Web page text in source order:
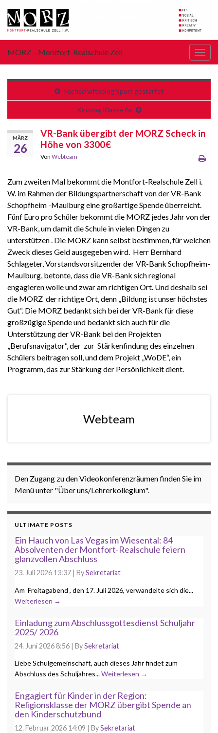
MORZ – Montfort-Realschule Zell
Fachschaftsblog Sport gestartet
Kinotag Klasse 6a
MÄRZ
26
VR-Bank übergibt der MORZ Scheck in
Höhe von 3300€
Von Webteam
Zum zweiten Mal bekommt die Montfort-Realschule Zell i.
W. im Rahmen der Bildungspartnerschaft von der VR-Bank
Schopfheim -Maulburg eine großartige Spende überreicht.
Fünf Euro pro Schüler bekommt die MORZ jedes Jahr von der
VR-Bank, um damit die Schule in vielen Dingen zu
unterstützen . Die MORZ kann selbst bestimmen, für welchen
Zweck dieses Geld ausgegeben wird. Herr Bernhard
Schlageter, Vorstandsvorsitzender der VR-Bank Schopfheim-
Maulburg, betonte, dass die VR-Bank sich regional
engagieren wolle und zwar am richtigen Ort. Und deshalb sei
die MORZ der richtige Ort, denn „Bildung ist unser höchstes
Gut“. Die MORZ bedankt sich bei der VR-Bank für diese
großzügige Spende und bedankt sich auch für die
Unterstützung der VR-Bank bei den Projekten
„Berufsnavigator“, der zur Stärkenfindung des einzelnen
Schülers beitragen soll, und dem Projekt „WoDE“, ein
Programm, das zur Stärkung der Persönlichkeit dient.
Webteam
Den Zugang zu den Videokonferenzräumen finden Sie im
Menü unter "Über uns/Lehrerkollegium".
ULTIMATE POSTS
Ein Hauch von Las Vegas im Wiesental: 84
Absolventen der Montfort-Realschule feiern
glanzvollen Abschluss
23. Juli 2026 13:37 BySekretariat
Am Freitagabend , den 17. Juli 2026, verwandelte sich die...
Weiterlesen →
Einladung zum Abschlussgottesdienst Schuljahr
2025/ 2026
24. Juni 2026 8:56 | BySekretariat
Liebe Schulgemeinschaft, auch dieses Jahr findet zum
Abschluss des Schuljahres...Weiterlesen →
Engagiert für Kinder in der Region:
Religionsklasse der MORZ übergibt Spende an
den Kinderschutzbund
12. Februar 2026 14:09 | BySekretariat